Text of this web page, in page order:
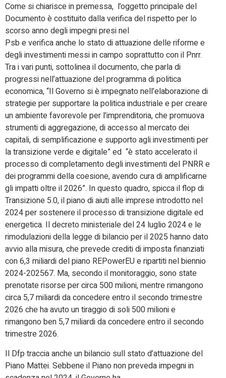
Come si chiarisce in premessa, l’oggetto principale del
Documento è costituito dalla verifica del rispetto per lo
scorso anno degli impegni presi nel
Psb e verifica anche lo stato di attuazione delle riforme e
degli investimenti messi in campo soprattutto con il Pnrr.
Tra i vari punti, sottolinea il documento, che parla di
progressi nell’attuazione del programma di politica
economica, “Il Governo si è impegnato nell’elaborazione di
strategie per supportare la politica industriale e per creare
un ambiente favorevole per l’imprenditoria, che promuova
strumenti di aggregazione, di accesso al mercato dei
capitali, di semplificazione e supporto agli investimenti per
la transizione verde e digitale” ed “è stato accelerato il
processo di completamento degli investimenti del PNRR e
dei programmi della coesione, avendo cura di amplificarne
gli impatti oltre il 2026”. In questo quadro, spicca il flop di
Transizione 5.0, il piano di aiuti alle imprese introdotto nel
2024 per sostenere il processo di transizione digitale ed
energetica. Il decreto ministeriale del 24 luglio 2024 e le
rimodulazioni della legge di bilancio per il 2025 hanno dato
avvio alla misura, che prevede crediti di imposta finanziati
con 6,3 miliardi del piano REPowerEU e ripartiti nel biennio
2024-202567. Ma, secondo il monitoraggio, sono state
prenotate risorse per circa 500 milioni, mentre rimangono
circa 5,7 miliardi da concedere entro il secondo trimestre
2026 che ha avuto un tiraggio di soli 500 milioni e
rimangono ben 5,7 miliardi da concedere entro il secondo
trimestre 2026.
Il Dfp traccia anche un bilancio sull stato d’attuazione del
Piano Mattei. Sebbene il Piano non preveda impegni in